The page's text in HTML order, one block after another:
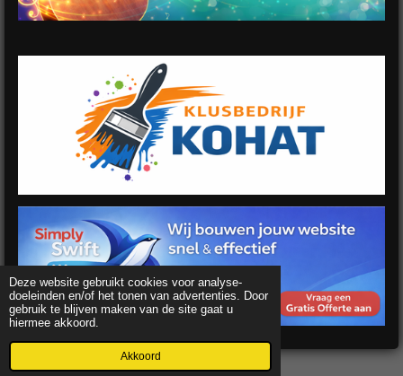
Deze website gebruikt cookies voor analyse-
doeleinden en/of het tonen van advertenties. Door
gebruik te blijven maken van de site gaat u
hiermee akkoord.
Akkoord